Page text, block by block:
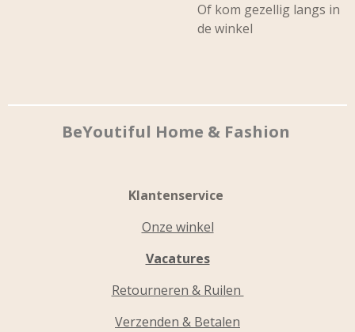
Of kom gezellig langs in
de winkel
BeYoutiful Home & Fashion
Klantenservice
Onze winkel
Vacatures
Retourneren & Ruilen
Verzenden & Betalen